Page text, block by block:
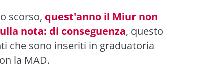
scorso, quest'anno il Miur non
nota: di conseguenza, questo
che sono inseriti in graduatoria
la MAD.